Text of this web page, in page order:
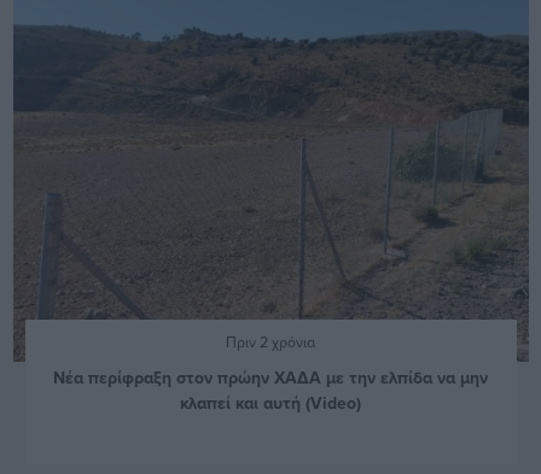
Πριν 2 χρόνια
Νέα περίφραξη στον πρώην ΧΑΔΑ με την ελπίδα να μην
κλαπεί και αυτή (Video)